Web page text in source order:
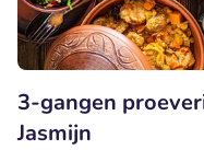
3-gangen
Jasmijn